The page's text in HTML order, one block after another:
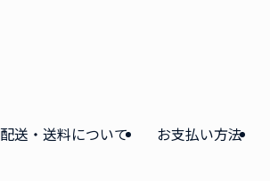
配送・送料について お支払い方法